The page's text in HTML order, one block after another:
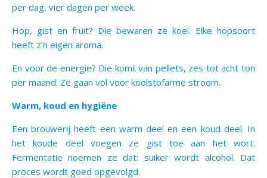
per dag, vier dagen per week.
Hop, gist en fruit? Die bewaren ze koel. Elke hopsoort
heeft z’n eigen aroma.
En voor de energie? Die komt van pellets, zes tot acht ton
per maand. Ze gaan vol voor koolstofarme stroom.
Warm, koud en hygiëne
Een brouwerij heeft een warm deel en een koud deel. In
het koude deel voegen ze gist toe aan het wort.
Fermentatie noemen ze dat: suiker wordt alcohol. Dat
proces wordt goed opgevolgd.